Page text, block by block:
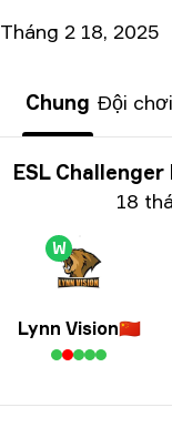
Tháng 2 18, 2025
Chung Đội
Thông tin giải đấu
ESL
Thông tin ngày
18
W
Lynn Vision🇨🇳